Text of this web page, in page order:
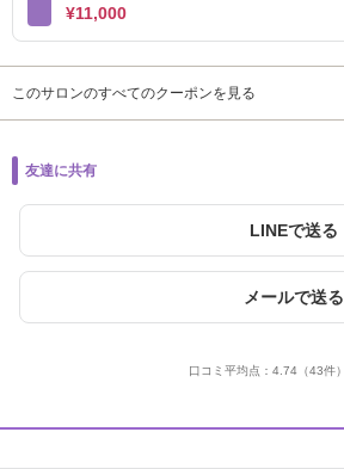
¥11,000
このサロンのすべてのクーポンを見る
友達に共有
LINEで送る
メールで送る
口コミ平均点： 4.74（43件）